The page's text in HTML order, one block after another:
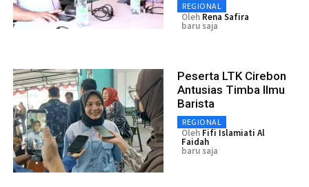
REGIONAL
Oleh Rena Safira
baru saja
Peserta LTK Cirebon
Antusias Timba Ilmu
Barista
REGIONAL
Oleh Fifi Islamiati Al
Faidah
baru saja